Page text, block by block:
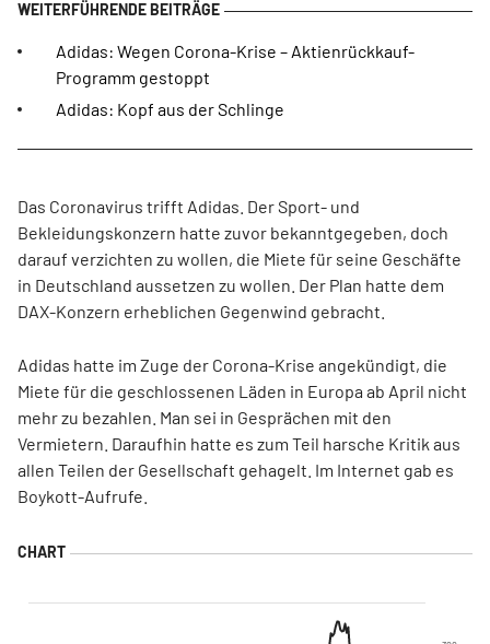
Adidas: Wegen Corona-Krise – Aktienrückkauf-
Programm gestoppt
Adidas: Kopf aus der Schlinge
Das Coronavirus trifft Adidas. Der Sport- und
Bekleidungskonzern hatte zuvor bekanntgegeben, doch
darauf verzichten zu wollen, die Miete für seine Geschäfte
in Deutschland aussetzen zu wollen. Der Plan hatte dem
DAX-Konzern erheblichen Gegenwind gebracht.
Adidas hatte im Zuge der Corona-Krise angekündigt, die
Miete für die geschlossenen Läden in Europa ab April nicht
mehr zu bezahlen. Man sei in Gesprächen mit den
Vermietern. Daraufhin hatte es zum Teil harsche Kritik aus
allen Teilen der Gesellschaft gehagelt. Im Internet gab es
Boykott-Aufrufe.